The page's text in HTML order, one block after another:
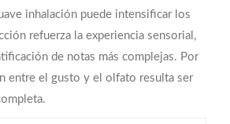
inhalación puede intensificar los
refuerza la experiencia sensorial,
de notas más complejas. Por
entre el gusto y el olfato resulta ser